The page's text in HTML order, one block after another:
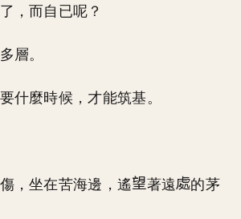
，而自已呢？
層。
什麼時候，才能筑基。
，坐在苦海邊，遙 著遠
的茅